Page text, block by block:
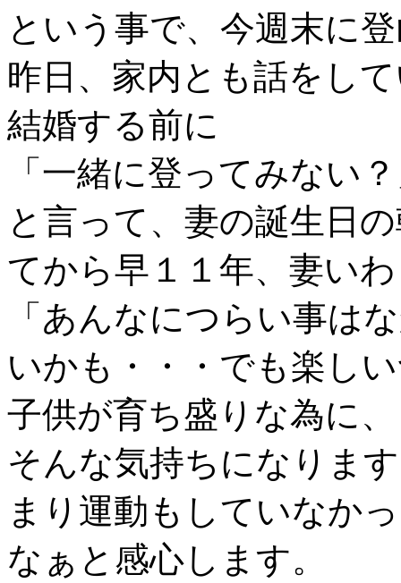
という事で、今週末に
昨日、家内とも話をし
結婚する前に
「一緒に登ってみない
と言って、妻の誕生日
てから早１１年、妻い
「あんなにつらい事は
いかも・・・でも楽し
子供が育ち盛りな為に
そんな気持ちになりま
まり運動もしていなか
なぁと感心します。